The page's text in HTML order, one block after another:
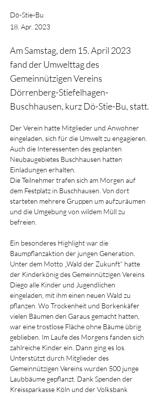
Dö-Stie-Bu
18. Apr. 2023
Am Samstag, dem 15. April 2023
fand der Umwelttag des
Gemeinnützigen Vereins
Dörrenberg-Stiefelhagen-
Buschhausen, kurz Dö-Stie-Bu, statt.
Der Verein hatte Mitglieder und Anwohner
eingeladen, sich für die Umwelt zu engagieren.
Auch die Interessenten des geplanten
Neubaugebietes Buschhausen hatten
Einladungen erhalten.
Die Teilnehmer trafen sich am Morgen auf
dem Festplatz in Buschhausen. Von dort
starteten mehrere Gruppen um aufzuräumen
und die Umgebung von wildem Müll zu
befreien.
Ein besonderes Highlight war die
Baumpflanzaktion der jungen Generation.
Unter dem Motto „Wald der Zukunft“ hatte
der Kinderkönig des Gemeinnützigen Vereins
Diego alle Kinder und Jugendlichen
eingeladen, mit ihm einen neuen Wald zu
pflanzen. Wo Trockenheit und Borkenkäfer
vielen Bäumen den Garaus gemacht hatten,
war eine trostlose Fläche ohne Bäume übrig
geblieben. Im Laufe des Morgens fanden sich
zahlreiche Kinder ein. Dann ging es los.
Unterstützt durch Mitglieder des
Gemeinnützigen Vereins wurden 500 junge
Laubbäume gepflanzt. Dank Spenden der
Kreissparkasse Köln und der Volksbank